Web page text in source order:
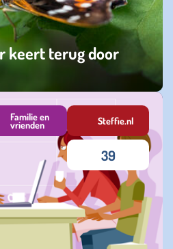
keert terug door
Familie en
vrienden Steffie.nl
39